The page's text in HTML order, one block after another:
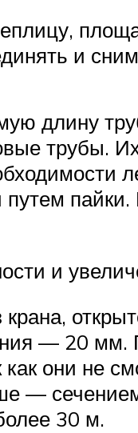
и
длину
трубы.
пайки.
и
— 20
они не
—
30 м.